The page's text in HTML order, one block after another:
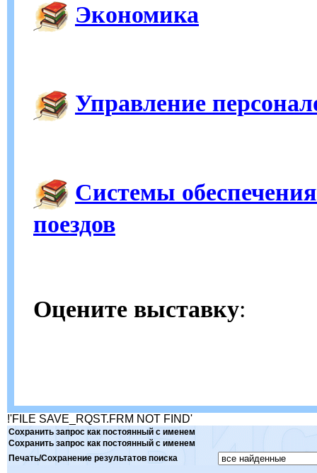
Экономика
Управление
Системы
поездов
Оцените выставку:
!'FILE SAVE_RQST.FRM NOT FIND'
Сохранить запрос как постоянный с именем
Сохранить запрос как постоянный с именем
Печать/Сохранение результатов поиска